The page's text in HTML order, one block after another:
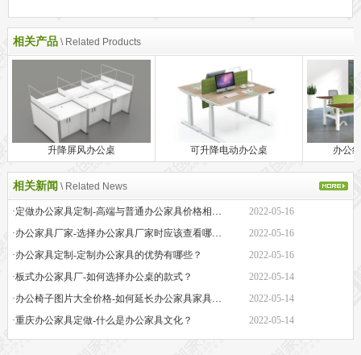
相关产品 \ Related Products
升降屏风办公桌 可升降电动办公桌 办公
相关新闻 \ Related News
2022-05-16
·办公家具厂家-选择办公家具厂家时应该查看哪些方面？
2022-05-16
·办公家具定制-定制办公家具的优势有哪些？
2022-05-16
·板式办公家具厂-如何选择办公桌的款式？
2022-05-14
·办公椅子图片大全价格-如何延长办公家具家具的保质期？
2022-05-14
·重庆办公家具定做-什么是办公家具文化？
2022-05-14